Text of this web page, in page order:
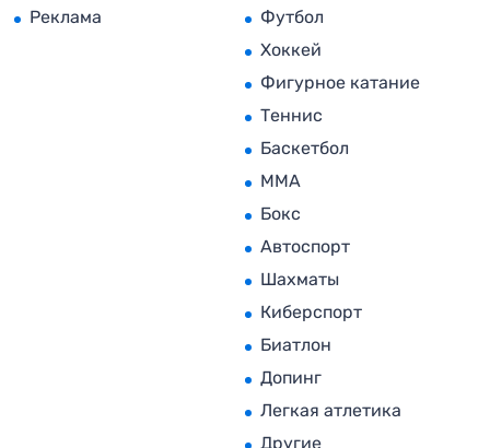
Реклама
Футбол
Хоккей
Фигурное катание
Теннис
Баскетбол
MMA
Бокс
Автоспорт
Шахматы
Киберспорт
Биатлон
Допинг
Легкая атлетика
Другие